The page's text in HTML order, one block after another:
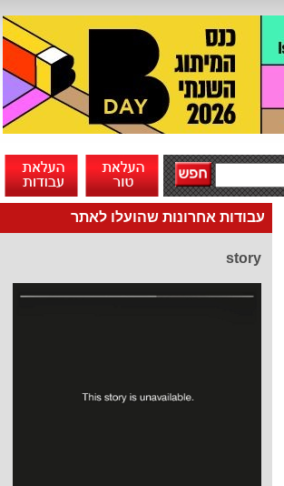
עבודות אחרונות שהועלו לאתר
story